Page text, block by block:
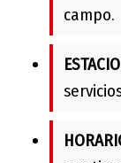
campo.